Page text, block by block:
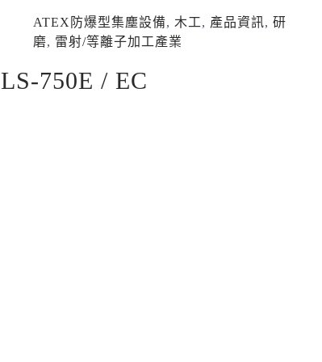
ATEX防爆型集塵設備, 木工, 產品資訊, 研
磨, 雷射/等離子加工產業
LS-750E / EC